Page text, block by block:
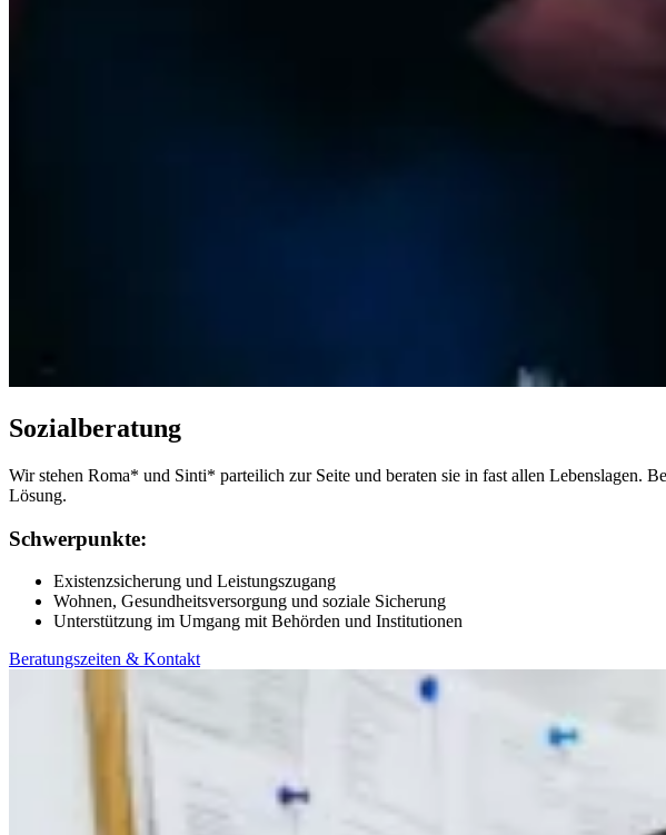
Sozialberatung
Wir stehen Roma* und Sinti* parteilich zur Seite und beraten sie in fast allen Lebenslagen.
Lösung.
Schwerpunkte:
Existenzsicherung und Leistungszugang
Wohnen, Gesundheitsversorgung und soziale Sicherung
Unterstützung im Umgang mit Behörden und Institutionen
Beratungszeiten & Kontakt